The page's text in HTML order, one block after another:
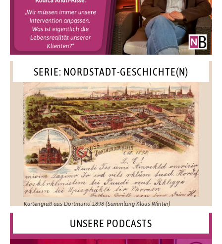
SERIE: NORDSTADT-GESCHICHTE(N)
Kartengruß aus Dortmund 1898 (Sammlung Klaus Winter)
UNSERE PODCASTS